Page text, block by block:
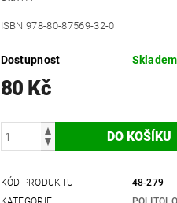
ISBN 978-80-87569-32-0
Dostupnost Skladem
80 Kč
KÓD PRODUKTU
48-279